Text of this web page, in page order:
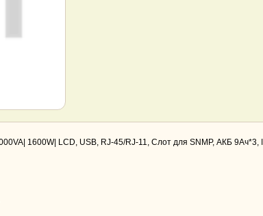
1600W| LCD, USB, RJ-45/RJ-11, Слот для SNMP, АКБ 9Ач*3,